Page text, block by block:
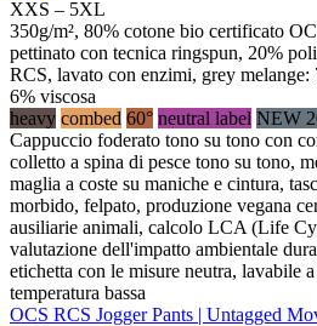
XXS – 5XL
350g/m², 80% cotone bio certificato
pettinato con tecnica ringspun, 20%
RCS, lavato con enzimi, grey melange:
6% viscosa
heavy combed 60° neutral label NEW
Cappuccio foderato tono su tono con
colletto a spina di pesce tono su tono,
maglia a coste su maniche e cintura,
morbido, felpato, produzione vegana
ausiliarie animali, calcolo LCA (Life
valutazione dell'impatto ambientale
etichetta con le misure neutra, lavabile
temperatura bassa
OCS RCS Jogger Pants | Untagged